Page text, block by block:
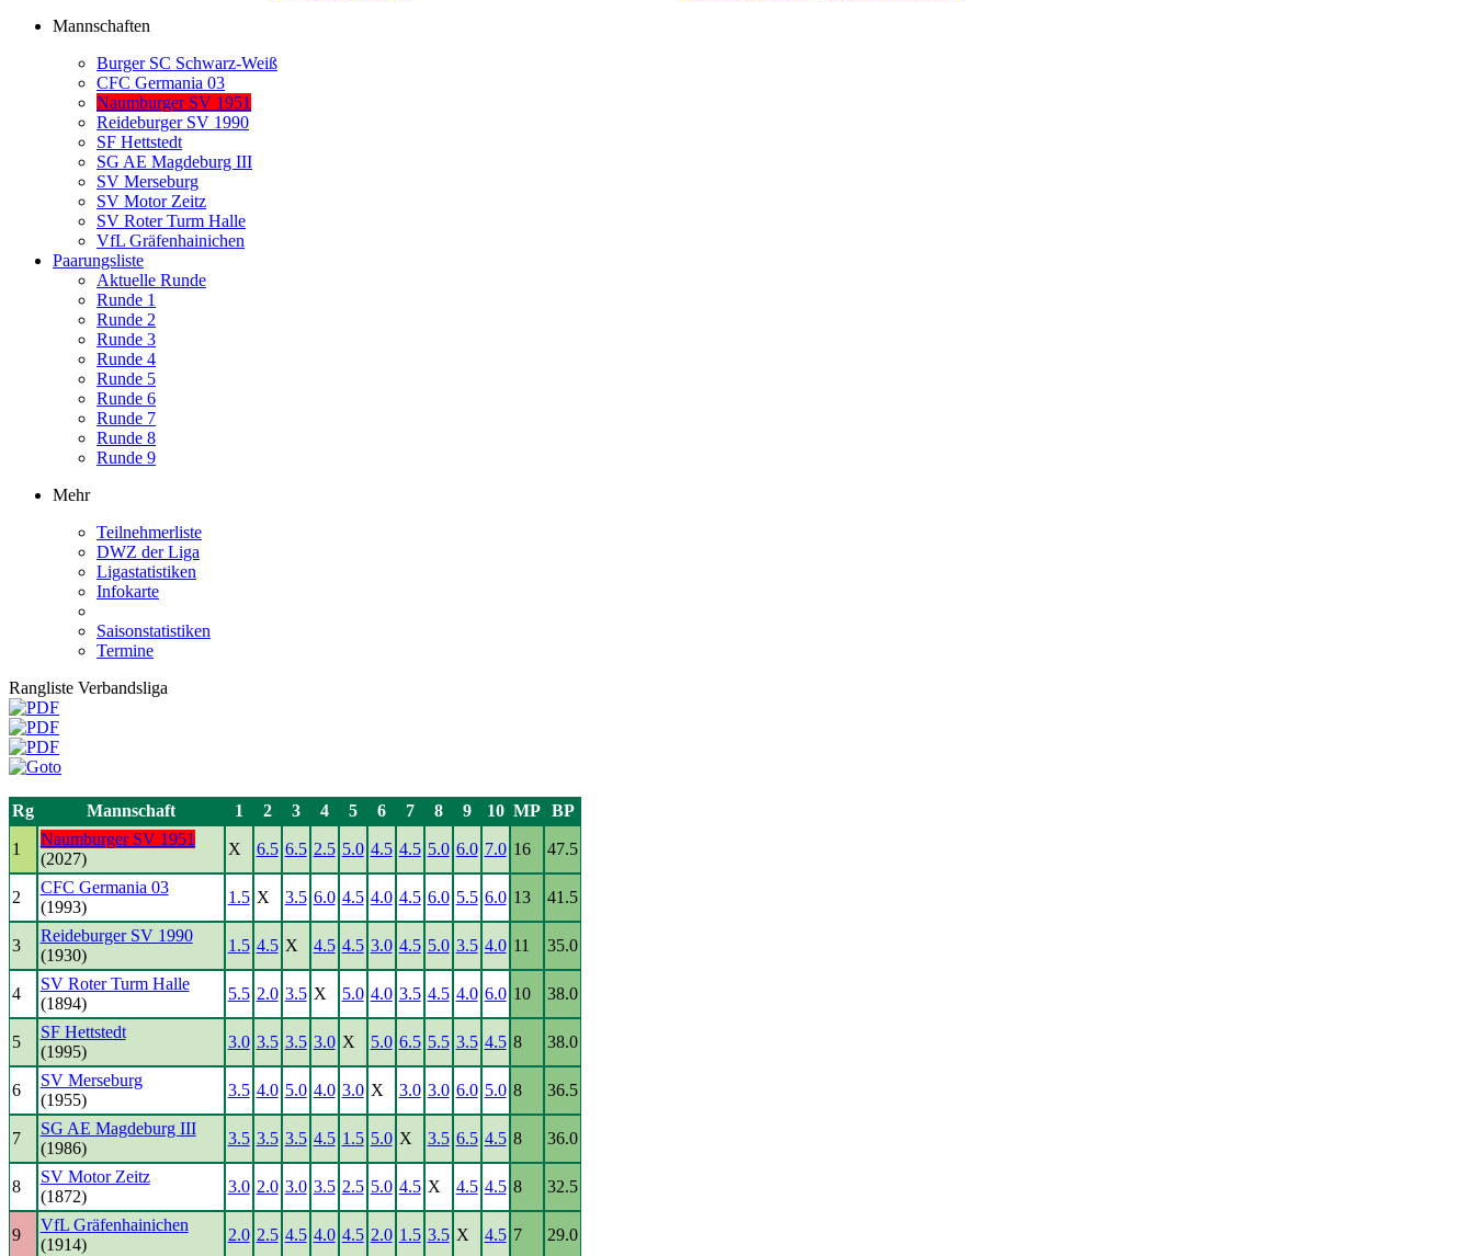
Mannschaften
Burger SC Schwarz-Weiß
CFC Germania 03
Naumburger SV 1951
Reideburger SV 1990
SF Hettstedt
SG AE Magdeburg III
SV Merseburg
SV Motor Zeitz
SV Roter Turm Halle
VfL Gräfenhainichen
Paarungsliste
Aktuelle Runde
Runde 1
Runde 2
Runde 3
Runde 4
Runde 5
Runde 6
Runde 7
Runde 8
Runde 9
Mehr
Teilnehmerliste
DWZ der Liga
Ligastatistiken
Infokarte
Saisonstatistiken
Termine
Rangliste Verbandsliga
Rg Mannschaft 1 2 3 4 5 6 7 8 9 10 MP BP
1
Naumburger SV 1951
(2027)
X 6.5 6.5 2.5 5.0 4.5 4.5 5.0 6.0 7.0 16 47.5
2
CFC Germania 03
(1993)
1.5 X 3.5 6.0 4.5 4.0 4.5 6.0 5.5 6.0 13 41.5
3
Reideburger SV 1990
(1930)
1.5 4.5 X 4.5 4.5 3.0 4.5 5.0 3.5 4.0 11 35.0
4
SV Roter Turm Halle
(1894)
5.5 2.0 3.5 X 5.0 4.0 3.5 4.5 4.0 6.0 10 38.0
5
SF Hettstedt
(1995)
3.0 3.5 3.5 3.0 X 5.0 6.5 5.5 3.5 4.5 8 38.0
6
SV Merseburg
(1955)
3.5 4.0 5.0 4.0 3.0 X 3.0 3.0 6.0 5.0 8 36.5
7
SG AE Magdeburg III
(1986)
3.5 3.5 3.5 4.5 1.5 5.0 X 3.5 6.5 4.5 8 36.0
8
SV Motor Zeitz
(1872)
3.0 2.0 3.0 3.5 2.5 5.0 4.5 X 4.5 4.5 8 32.5
9
VfL Gräfenhainichen
(1914)
2.0 2.5 4.5 4.0 4.5 2.0 1.5 3.5 X 4.5 7 29.0